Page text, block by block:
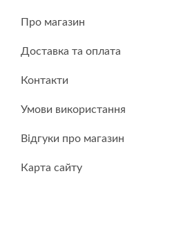
Про магазин
Доставка та оплата
Контакти
Умови використання
Відгуки про магазин
Карта сайту